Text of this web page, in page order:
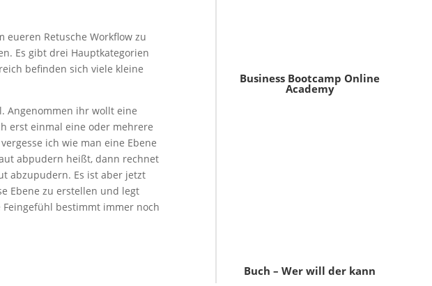
eueren Retusche Workflow zu
Es gibt drei Hauptkategorien
befinden sich viele kleine
Angenommen ihr wollt eine
erst einmal eine oder mehrere
ich wie man eine Ebene
abpudern heißt, dann rechnet
abzupudern. Es ist aber jetzt
Ebene zu erstellen und legt
bestimmt immer noch
Business Bootcamp Online
Academy
Buch – Wer will der kann